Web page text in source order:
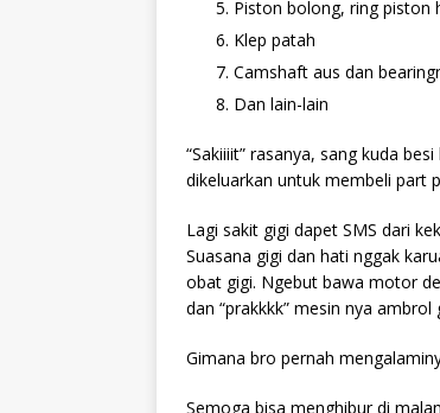
Piston bolong, ring piston
Klep patah
Camshaft aus dan
Dan lain-lain
“Sakiiiit” rasanya, sang kuda
dikeluarkan untuk membeli part
Lagi sakit gigi dapet SMS dari
Suasana gigi dan hati nggak
obat gigi. Ngebut bawa motor
dan “prakkkk” mesin nya
Gimana bro pernah
Semoga bisa menghibur di